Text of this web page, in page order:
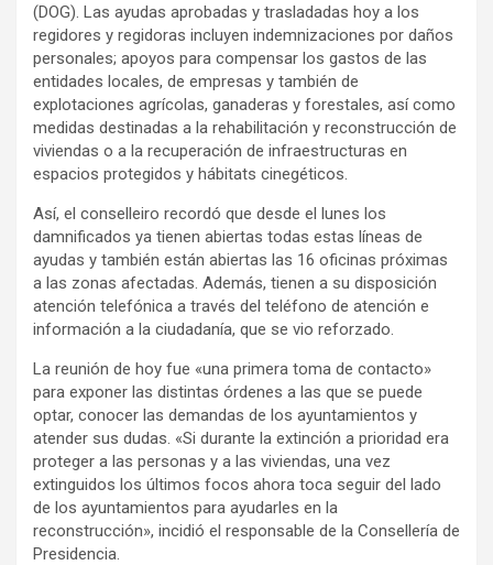
(DOG). Las ayudas aprobadas y trasladadas hoy a los
regidores y regidoras incluyen indemnizaciones por daños
personales; apoyos para compensar los gastos de las
entidades locales, de empresas y también de
explotaciones agrícolas, ganaderas y forestales, así como
medidas destinadas a la rehabilitación y reconstrucción de
viviendas o a la recuperación de infraestructuras en
espacios protegidos y hábitats cinegéticos.
Así, el conselleiro recordó que desde el lunes los
damnificados ya tienen abiertas todas estas líneas de
ayudas y también están abiertas las 16 oficinas próximas
a las zonas afectadas. Además, tienen a su disposición
atención telefónica a través del teléfono de atención e
información a la ciudadanía, que se vio reforzado.
La reunión de hoy fue «una primera toma de contacto»
para exponer las distintas órdenes a las que se puede
optar, conocer las demandas de los ayuntamientos y
atender sus dudas. «Si durante la extinción a prioridad era
proteger a las personas y a las viviendas, una vez
extinguidos los últimos focos ahora toca seguir del lado
de los ayuntamientos para ayudarles en la
reconstrucción», incidió el responsable de la Consellería de
Presidencia.